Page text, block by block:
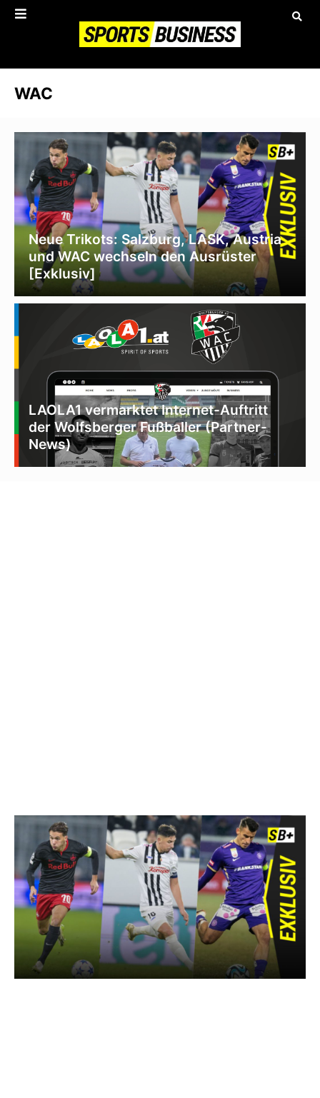
WAC
Neue Trikots: Salzburg, LASK, Austria
und WAC wechseln den Ausrüster
[Exklusiv]
LAOLA1 vermarktet Internet-Auftritt
der Wolfsberger Fußballer (Partner-
News)